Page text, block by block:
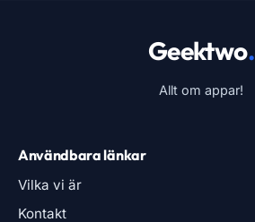
Geektwo.
Allt om appar!
Användbara länkar
Vilka vi är
Kontakt